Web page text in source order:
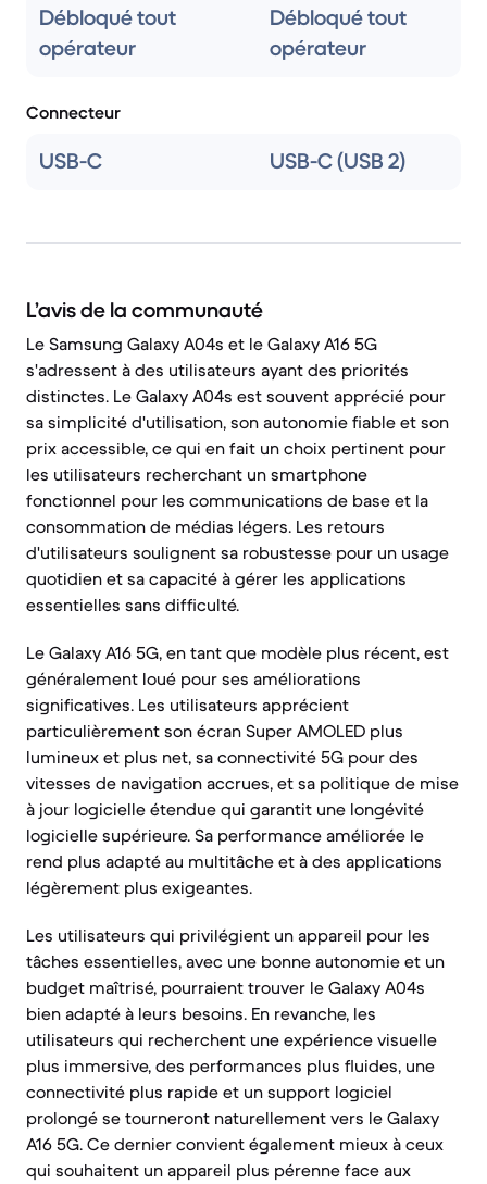
Débloqué tout
opérateur
Débloqué tout
opérateur
Connecteur
USB-C USB-C (USB 2)
L’avis de la communauté
Le Samsung Galaxy A04s et le Galaxy A16 5G
s'adressent à des utilisateurs ayant des priorités
distinctes. Le Galaxy A04s est souvent apprécié pour
sa simplicité d'utilisation, son autonomie fiable et son
prix accessible, ce qui en fait un choix pertinent pour
les utilisateurs recherchant un smartphone
fonctionnel pour les communications de base et la
consommation de médias légers. Les retours
d'utilisateurs soulignent sa robustesse pour un usage
quotidien et sa capacité à gérer les applications
essentielles sans difficulté.
Le Galaxy A16 5G, en tant que modèle plus récent, est
généralement loué pour ses améliorations
significatives. Les utilisateurs apprécient
particulièrement son écran Super AMOLED plus
lumineux et plus net, sa connectivité 5G pour des
vitesses de navigation accrues, et sa politique de mise
à jour logicielle étendue qui garantit une longévité
logicielle supérieure. Sa performance améliorée le
rend plus adapté au multitâche et à des applications
légèrement plus exigeantes.
Les utilisateurs qui privilégient un appareil pour les
tâches essentielles, avec une bonne autonomie et un
budget maîtrisé, pourraient trouver le Galaxy A04s
bien adapté à leurs besoins. En revanche, les
utilisateurs qui recherchent une expérience visuelle
plus immersive, des performances plus fluides, une
connectivité plus rapide et un support logiciel
prolongé se tourneront naturellement vers le Galaxy
A16 5G. Ce dernier convient également mieux à ceux
qui souhaitent un appareil plus pérenne face aux